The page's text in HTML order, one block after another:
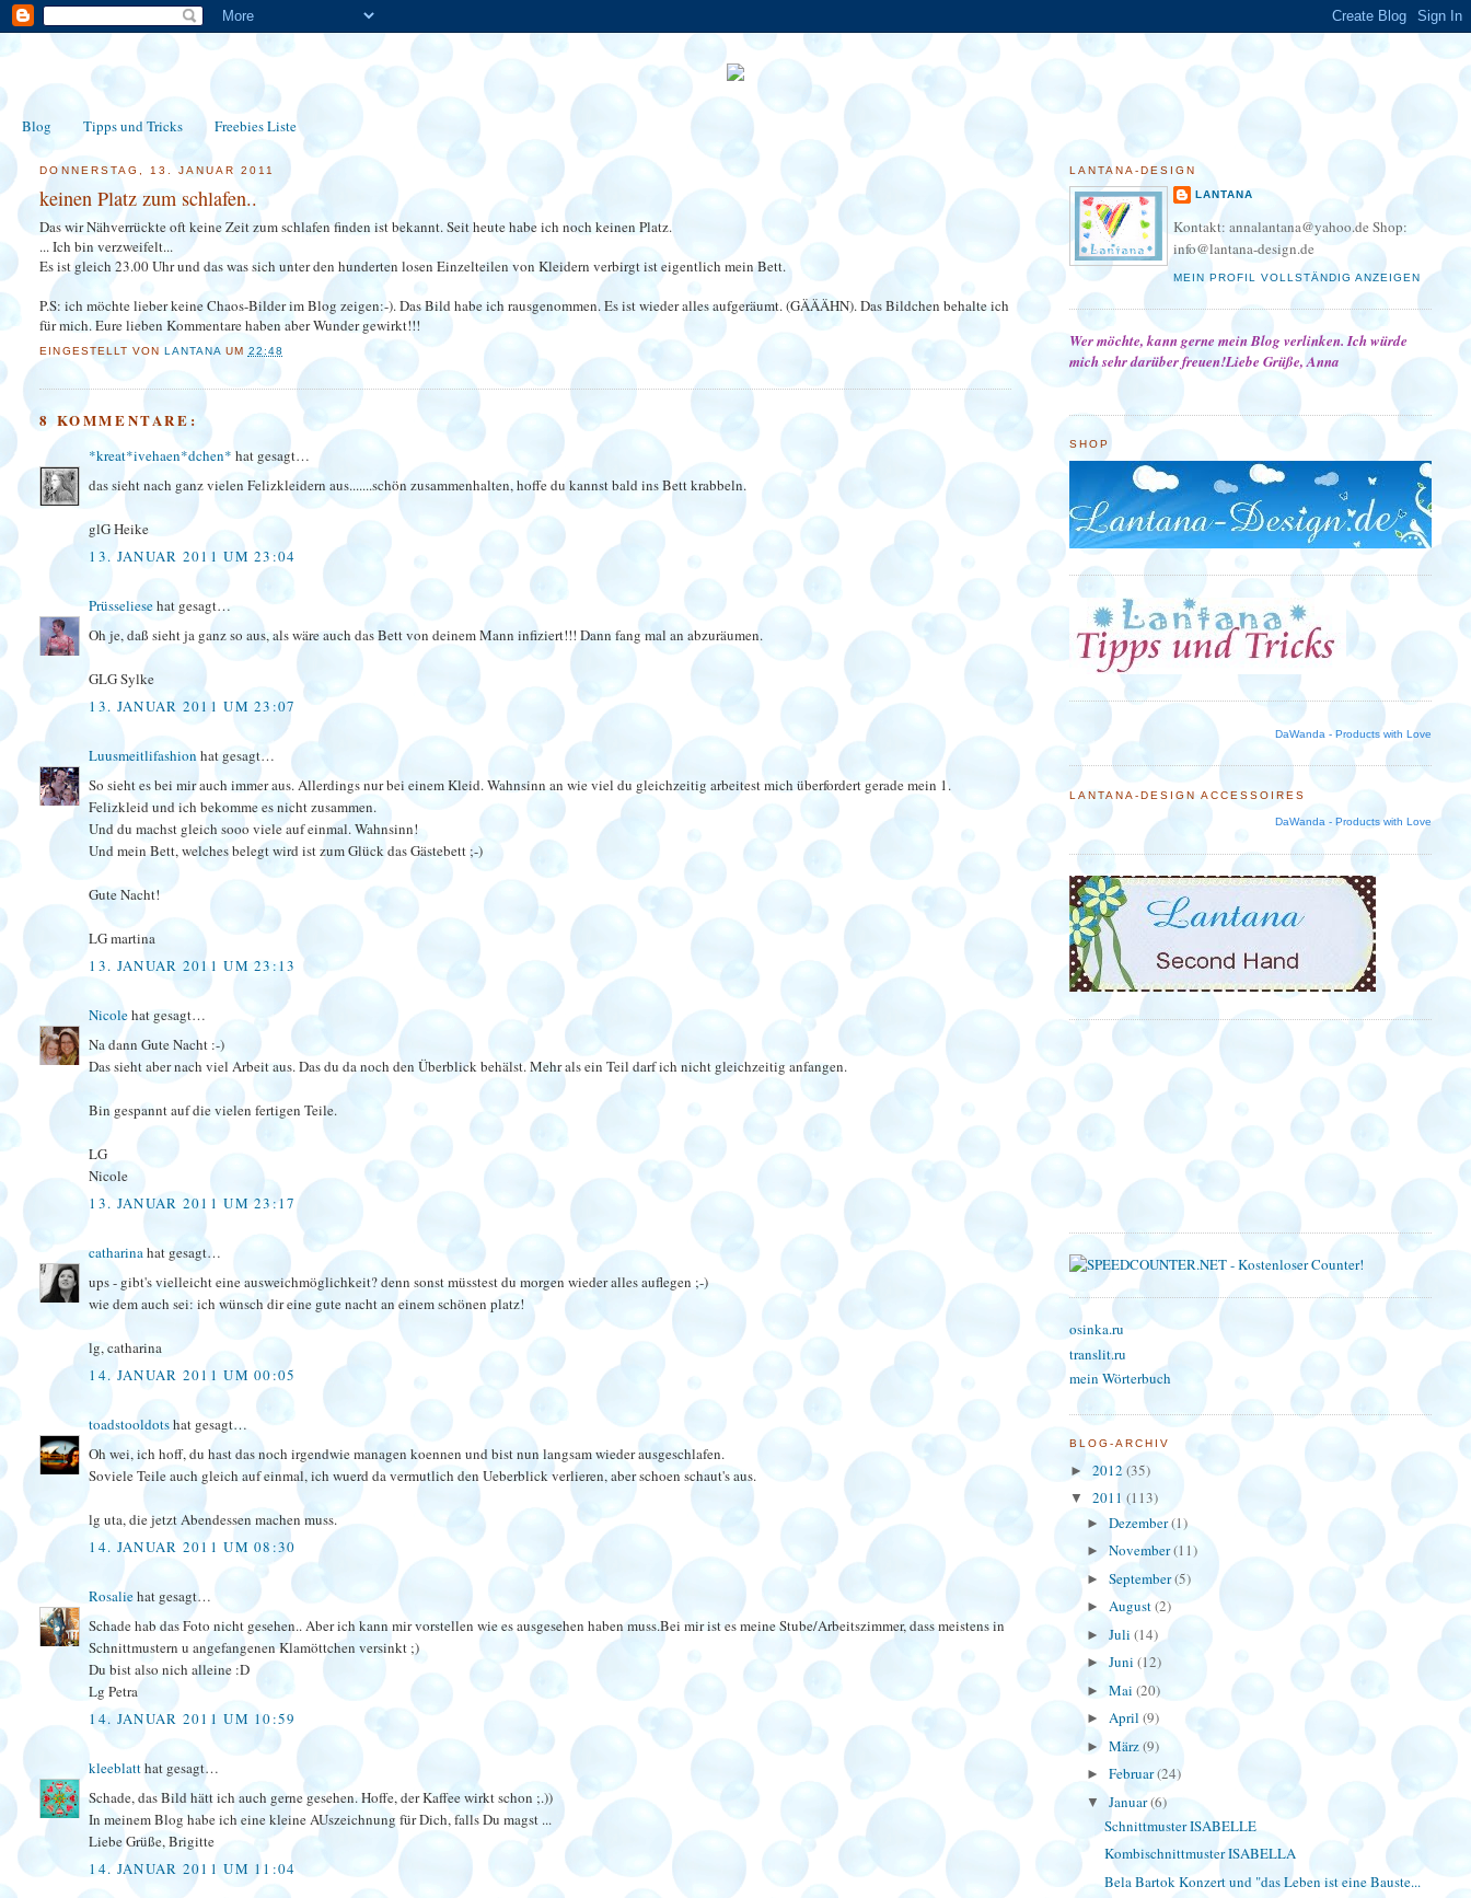
Blog Tipps und Tricks Freebies Liste
DONNERSTAG, 13. JANUAR 2011
keinen Platz zum schlafen..
Das wir Nähverrückte oft keine Zeit zum schlafen finden ist bekannt. Seit heute habe ich noch keinen Platz.
... Ich bin verzweifelt...
Es ist gleich 23.00 Uhr und das was sich unter den hunderten losen Einzelteilen von Kleidern verbirgt ist eigentlich mein Bett.
P.S: ich möchte lieber keine Chaos-Bilder im Blog zeigen:-). Das Bild habe ich rausgenommen. Es ist wieder alles aufgeräumt. (GÄÄÄHN). Das Bildchen behalte ich
für mich. Eure lieben Kommentare haben aber Wunder gewirkt!!!
EINGESTELLT VON LANTANA UM 22:48
8 KOMMENTARE:
*kreat*ivehaen*dchen* hat gesagt…
das sieht nach ganz vielen Felizkleidern aus.......schön zusammenhalten, hoffe du kannst bald ins Bett krabbeln.
glG Heike
13. JANUAR 2011 UM 23:04
Prüsseliesehat gesagt…
Oh je, daß sieht ja ganz so aus, als wäre auch das Bett von deinem Mann infiziert!!! Dann fang mal an abzuräumen.
GLG Sylke
13. JANUAR 2011 UM 23:07
Luusmeitlifashionhat gesagt…
So sieht es bei mir auch immer aus. Allerdings nur bei einem Kleid. Wahnsinn an wie viel du gleichzeitig arbeitest mich überfordert gerade mein 1.
Felizkleid und ich bekomme es nicht zusammen.
Und du machst gleich sooo viele auf einmal. Wahnsinn!
Und mein Bett, welches belegt wird ist zum Glück das Gästebett ;-)
Gute Nacht!
LG martina
13. JANUAR 2011 UM 23:13
Nicolehat gesagt…
Na dann Gute Nacht :-)
Das sieht aber nach viel Arbeit aus. Das du da noch den Überblick behälst. Mehr als ein Teil darf ich nicht gleichzeitig anfangen.
Bin gespannt auf die vielen fertigen Teile.
LG
Nicole
13. JANUAR 2011 UM 23:17
catharinahat gesagt…
ups - gibt's vielleicht eine ausweichmöglichkeit? denn sonst müsstest du morgen wieder alles auflegen ;-)
wie dem auch sei: ich wünsch dir eine gute nacht an einem schönen platz!
lg, catharina
14. JANUAR 2011 UM 00:05
toadstooldotshat gesagt…
Oh wei, ich hoff, du hast das noch irgendwie managen koennen und bist nun langsam wieder ausgeschlafen.
Soviele Teile auch gleich auf einmal, ich wuerd da vermutlich den Ueberblick verlieren, aber schoen schaut's aus.
lg uta, die jetzt Abendessen machen muss.
14. JANUAR 2011 UM 08:30
Rosaliehat gesagt…
Schade hab das Foto nicht gesehen.. Aber ich kann mir vorstellen wie es ausgesehen haben muss.Bei mir ist es meine Stube/Arbeitszimmer, dass meistens in
Schnittmustern u angefangenen Klamöttchen versinkt ;)
Du bist also nich alleine :D
Lg Petra
14. JANUAR 2011 UM 10:59
kleeblatthat gesagt…
Schade, das Bild hätt ich auch gerne gesehen. Hoffe, der Kaffee wirkt schon ;.))
In meinem Blog habe ich eine kleine AUszeichnung für Dich, falls Du magst ...
Liebe Grüße, Brigitte
14. JANUAR 2011 UM 11:04
LANTANA-DESIGN
LANTANA
Kontakt: annalantana@yahoo.de Shop:
info@lantana-design.de
MEIN PROFIL VOLLSTÄNDIG ANZEIGEN
Wer möchte, kann gerne mein Blog verlinken. Ich würde
mich sehr darüber freuen!Liebe Grüße, Anna
SHOP
DaWanda - Products with Love
LANTANA-DESIGN ACCESSOIRES
DaWanda - Products with Love
osinka.ru
translit.ru
mein Wörterbuch
BLOG-ARCHIV
► 2012(35)
▼ 2011 (113)
►Dezember(1)
►November(11)
►September(5)
►August(2)
►Juli(14)
►Juni(12)
►Mai(20)
►April(9)
►März(9)
►Februar(24)
▼Januar(6)
Schnittmuster ISABELLE
Kombischnittmuster ISABELLA
Bela Bartok Konzert und "das Leben ist eine Bauste...